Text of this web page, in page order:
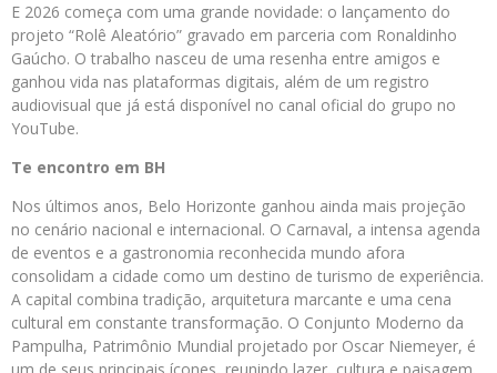
E 2026 começa com uma grande novidade: o lançamento do
projeto “Rolê Aleatório” gravado em parceria com Ronaldinho
Gaúcho. O trabalho nasceu de uma resenha entre amigos e
ganhou vida nas plataformas digitais, além de um registro
audiovisual que já está disponível no canal oficial do grupo no
YouTube.
Te encontro em BH
Nos últimos anos, Belo Horizonte ganhou ainda mais projeção
no cenário nacional e internacional. O Carnaval, a intensa agenda
de eventos e a gastronomia reconhecida mundo afora
consolidam a cidade como um destino de turismo de experiência.
A capital combina tradição, arquitetura marcante e uma cena
cultural em constante transformação. O Conjunto Moderno da
Pampulha, Patrimônio Mundial projetado por Oscar Niemeyer, é